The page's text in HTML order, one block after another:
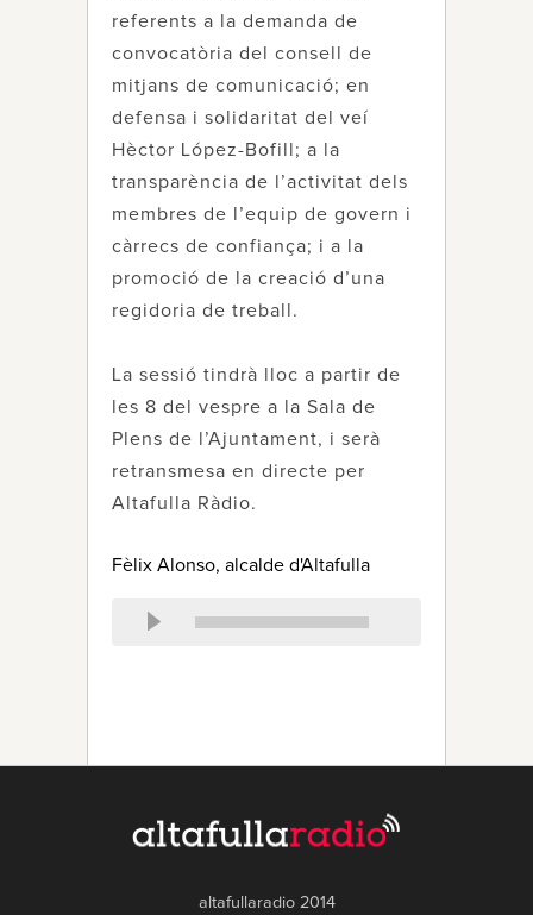
referents a la demanda de
convocatòria del consell de
mitjans de comunicació; en
defensa i solidaritat del veí
Hèctor López-Bofill; a la
transparència de l’activitat dels
membres de l’equip de govern i
càrrecs de confiança; i a la
promoció de la creació d’una
regidoria de treball.
La sessió tindrà lloc a partir de
les 8 del vespre a la Sala de
Plens de l’Ajuntament, i serà
retransmesa en directe per
Altafulla Ràdio.
Fèlix Alonso, alcalde d'Altafulla
altafullaradio 2014